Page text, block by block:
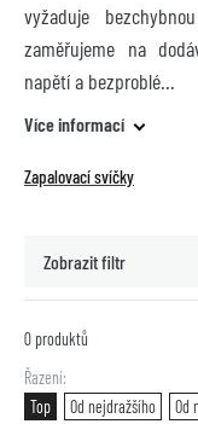
vyžaduje
zaměřujeme na
napětí a bezproblé
Více informací
Zapalovací svíčky
Zobrazit filtr
0 produktů
Řazení
Top
Od nejdražšího Od